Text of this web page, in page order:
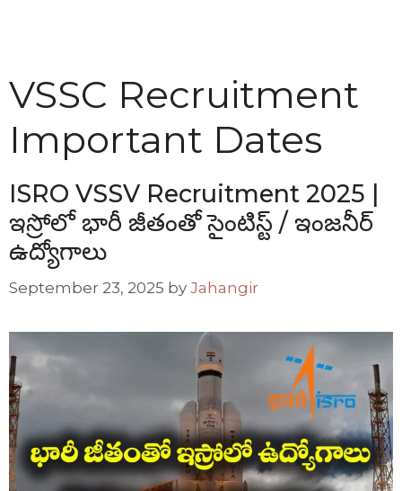
VSSC Recruitment
Important Dates
ISRO VSSV Recruitment 2025 |
ఇస్రోలో భారీ జీతంతో సైంటిస్ట్ / ఇంజనీర్
ఉద్యోగాలు
September 23, 2025 by Jahangir